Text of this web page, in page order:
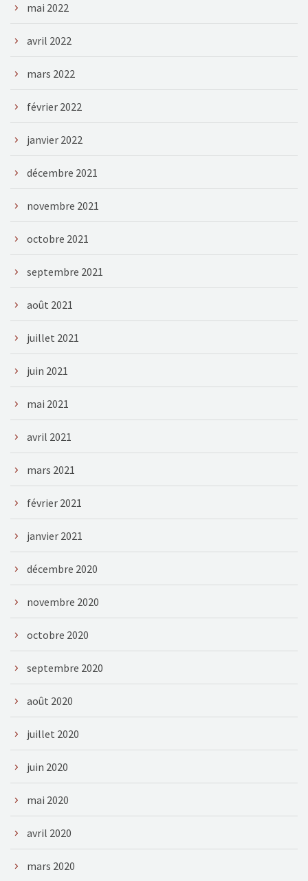
mai 2022
avril 2022
mars 2022
février 2022
janvier 2022
décembre 2021
novembre 2021
octobre 2021
septembre 2021
août 2021
juillet 2021
juin 2021
mai 2021
avril 2021
mars 2021
février 2021
janvier 2021
décembre 2020
novembre 2020
octobre 2020
septembre 2020
août 2020
juillet 2020
juin 2020
mai 2020
avril 2020
mars 2020